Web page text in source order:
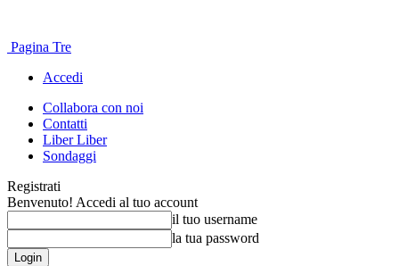
Pagina Tre
Accedi
Collabora con noi
Contatti
Liber Liber
Sondaggi
Registrati
Benvenuto! Accedi al tuo account
il tuo username
la tua password